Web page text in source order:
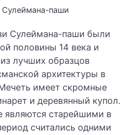
Сулеймана-паши
Сулеймана-паши были
половины 14 века и
лучших образцов
архитектуры в
имеет скромные
и деревянный купол.
являются старейшими в
считались одними